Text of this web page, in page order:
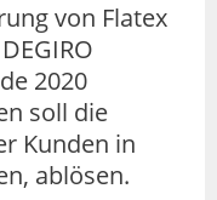
von Flatex
2020
soll die
Kunden in
ablösen.